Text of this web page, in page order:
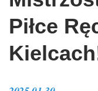
Piłce